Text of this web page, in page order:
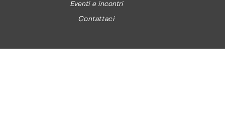
Eventi e incontri
Contattaci